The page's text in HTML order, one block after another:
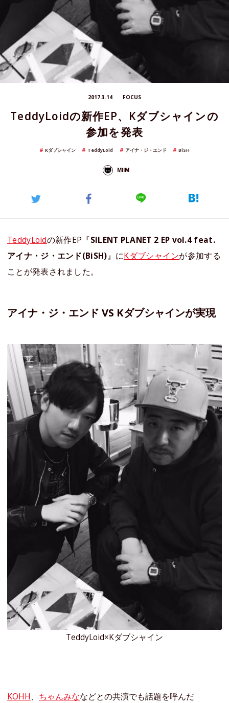
2017.3.14 FOCUS
TeddyLoidの新作EP、Kダブシャインの
参加を発表
Kダブシャイン TeddyLoid アイナ・ジ・エンド BiSH
MIIM
TeddyLoidの新作EP『SILENT PLANET 2 EP vol.4 feat.
アイナ・ジ・エンド(BiSH)』にKダブシャインが参加する
ことが発表されました。
アイナ・ジ・エンド VS Kダブシャインが実現
TeddyLoid×Kダブシャイン
KOHH、 ちゃんみななどとの共演でも話題を呼んだ